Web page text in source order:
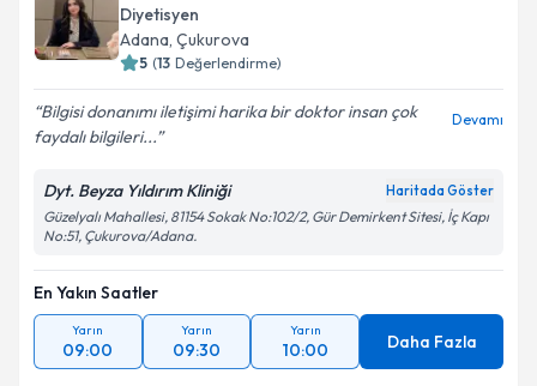
Diyetisyen
Adana, Çukurova
5 (13 Değerlendirme)
Bilgisi donanımı iletişimi harika bir doktor insan çok
faydalı bilgileri...
Devamı
Dyt. Beyza Yıldırım Kliniği Haritada Göster
Güzelyalı Mahallesi, 81154 Sokak No:102/2, Gür Demirkent Sitesi, İç Kapı
No:51, Çukurova/Adana.
En Yakın Saatler
Yarın
09:00
Yarın
09:30
Yarın
10:00 Daha Fazla